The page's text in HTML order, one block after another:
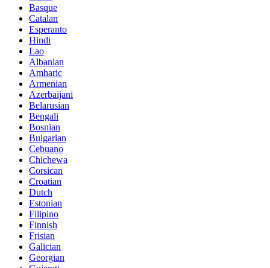
Basque
Catalan
Esperanto
Hindi
Lao
Albanian
Amharic
Armenian
Azerbaijani
Belarusian
Bengali
Bosnian
Bulgarian
Cebuano
Chichewa
Corsican
Croatian
Dutch
Estonian
Filipino
Finnish
Frisian
Galician
Georgian